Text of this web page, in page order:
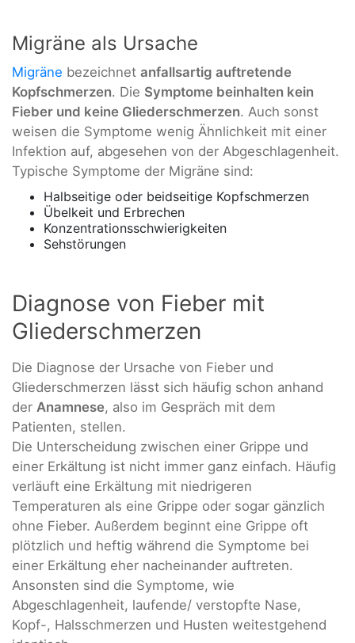
Migräne als Ursache
Migräne bezeichnet anfallsartig auftretende
Kopfschmerzen. Die Symptome beinhalten kein
Fieber und keine Gliederschmerzen. Auch sonst
weisen die Symptome wenig Ähnlichkeit mit einer
Infektion auf, abgesehen von der Abgeschlagenheit.
Typische Symptome der Migräne sind:
Halbseitige oder beidseitige Kopfschmerzen
Übelkeit und Erbrechen
Konzentrationsschwierigkeiten
Sehstörungen
Diagnose von Fieber mit
Gliederschmerzen
Die Diagnose der Ursache von Fieber und
Gliederschmerzen lässt sich häufig schon anhand
der Anamnese, also im Gespräch mit dem
Patienten, stellen.
Die Unterscheidung zwischen einer Grippe und
einer Erkältung ist nicht immer ganz einfach. Häufig
verläuft eine Erkältung mit niedrigeren
Temperaturen als eine Grippe oder sogar gänzlich
ohne Fieber. Außerdem beginnt eine Grippe oft
plötzlich und heftig während die Symptome bei
einer Erkältung eher nacheinander auftreten.
Ansonsten sind die Symptome, wie
Abgeschlagenheit, laufende/ verstopfte Nase,
Kopf-, Halsschmerzen und Husten weitestgehend